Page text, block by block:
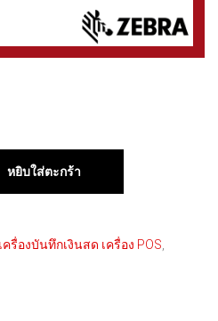
หยิบใส่ตะกร้า
รื่องบันทึกเงินสด เครื่อง POS